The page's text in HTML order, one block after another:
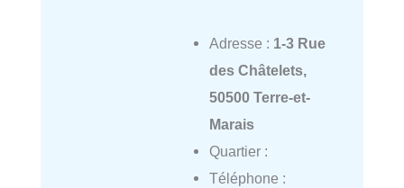
Adresse : 1-3 Rue
des Châtelets,
50500 Terre-et-
Marais
Quartier :
Téléphone :